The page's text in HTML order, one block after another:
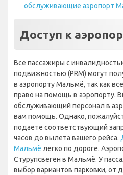
обслуживающие аэропорт
Доступ к
Все пассажиры с
подвижностью (PRM) могут
в аэропорту Мальмё, так как
право на помощь в аэропорту.
обслуживающий персонал в
вам помощь. Однако,
подаете соответствующий
часов до вылета вашего рейса.
Мальмё легко по дороге.
Стурупсвеген в Мальмё. У
выбор вариантов парковки, от